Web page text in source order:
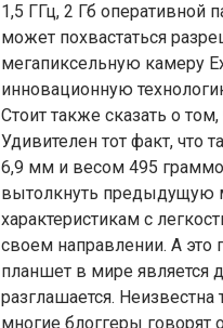
1,5 ГГц, 2 Гб
может похвастаться
мегапиксельную камеру
инновационную
Стоит также сказать о
Удивителен тот факт, что
6,9 мм и весом 495
вытолкнуть предыдущую
характеристикам с
своем направлении. А
планшет в мире является
разглашается.
многие блоггеры говорят